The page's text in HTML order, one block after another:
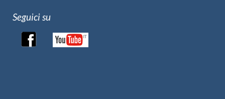
Seguici su